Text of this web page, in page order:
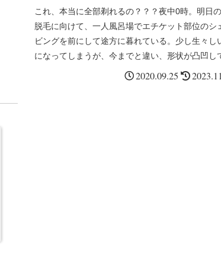
これ、本当に全部剃れるの？？？夜中0時。明日
脱毛に向けて、一人風呂場でエチケット部位のシ
ビングを前にして途方に暮れている。少し生々し
になってしまうが、今までと違い、形状が凸凹し
て、かつ、弾力性がある部位なので、どのように
2020.09.25